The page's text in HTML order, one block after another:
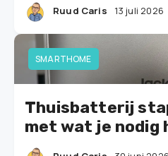
Ruud Caris 13 juli 2026
SMARTHOME
Thuisbatterij
met wat je nodig